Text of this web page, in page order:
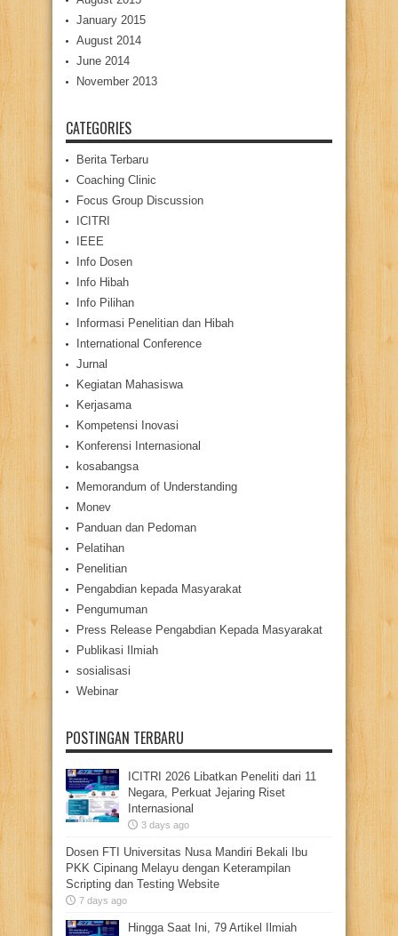
January 2015
August 2014
June 2014
November 2013
CATEGORIES
Berita Terbaru
Coaching Clinic
Focus Group Discussion
ICITRI
IEEE
Info Dosen
Info Hibah
Info Pilihan
Informasi Penelitian dan Hibah
International Conference
Jurnal
Kegiatan Mahasiswa
Kerjasama
Kompetensi Inovasi
Konferensi Internasional
kosabangsa
Memorandum of Understanding
Monev
Panduan dan Pedoman
Pelatihan
Penelitian
Pengabdian kepada Masyarakat
Pengumuman
Press Release Pengabdian Kepada Masyarakat
Publikasi Ilmiah
sosialisasi
Webinar
POSTINGAN TERBARU
ICITRI 2026 Libatkan Peneliti dari 11
Negara, Perkuat Jejaring Riset
Internasional
3 days ago
Dosen FTI Universitas Nusa Mandiri Bekali Ibu
PKK Cipinang Melayu dengan Keterampilan
Scripting dan Testing Website
7 days ago
Hingga Saat Ini, 79 Artikel Ilmiah